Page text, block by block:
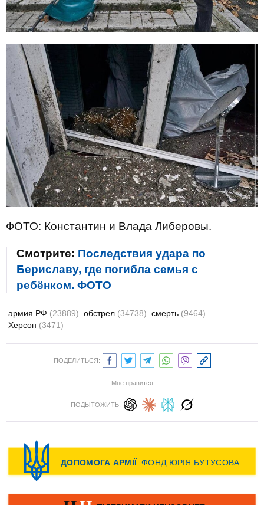
ФОТО: Константин и Влада Либеровы.
Смотрите: Последствия удара по
Бериславу, где погибла семья с
ребёнком. ФОТО
армия РФ (23889) обстрел (34738) смерть (9464)
Херсон (3471)
ПОДЕЛИТЬСЯ:
Мне нравится
ПОДЫТОЖИТЬ: